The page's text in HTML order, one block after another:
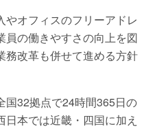
オフィスのフリーアドレ
員の働きやすさの向上を図
務改革も併せて進める方針
国32拠点で24時間365日の
本では近畿・四国に加え